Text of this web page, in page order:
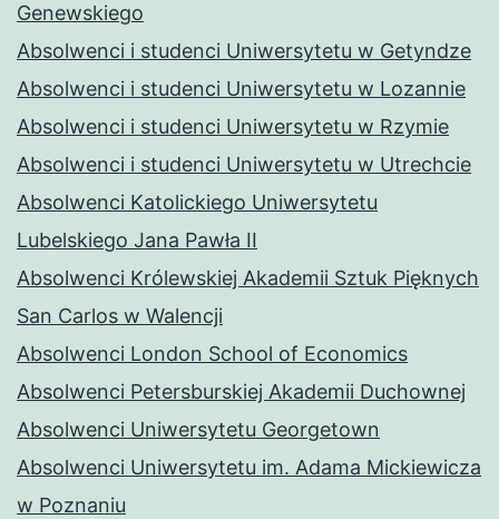
Genewskiego
Absolwenci i studenci Uniwersytetu w Getyndze
Absolwenci i studenci Uniwersytetu w Lozannie
Absolwenci i studenci Uniwersytetu w Rzymie
Absolwenci i studenci Uniwersytetu w Utrechcie
Absolwenci Katolickiego Uniwersytetu
Lubelskiego Jana Pawła II
Absolwenci Królewskiej Akademii Sztuk Pięknych
San Carlos w Walencji
Absolwenci London School of Economics
Absolwenci Petersburskiej Akademii Duchownej
Absolwenci Uniwersytetu Georgetown
Absolwenci Uniwersytetu im. Adama Mickiewicza
w Poznaniu